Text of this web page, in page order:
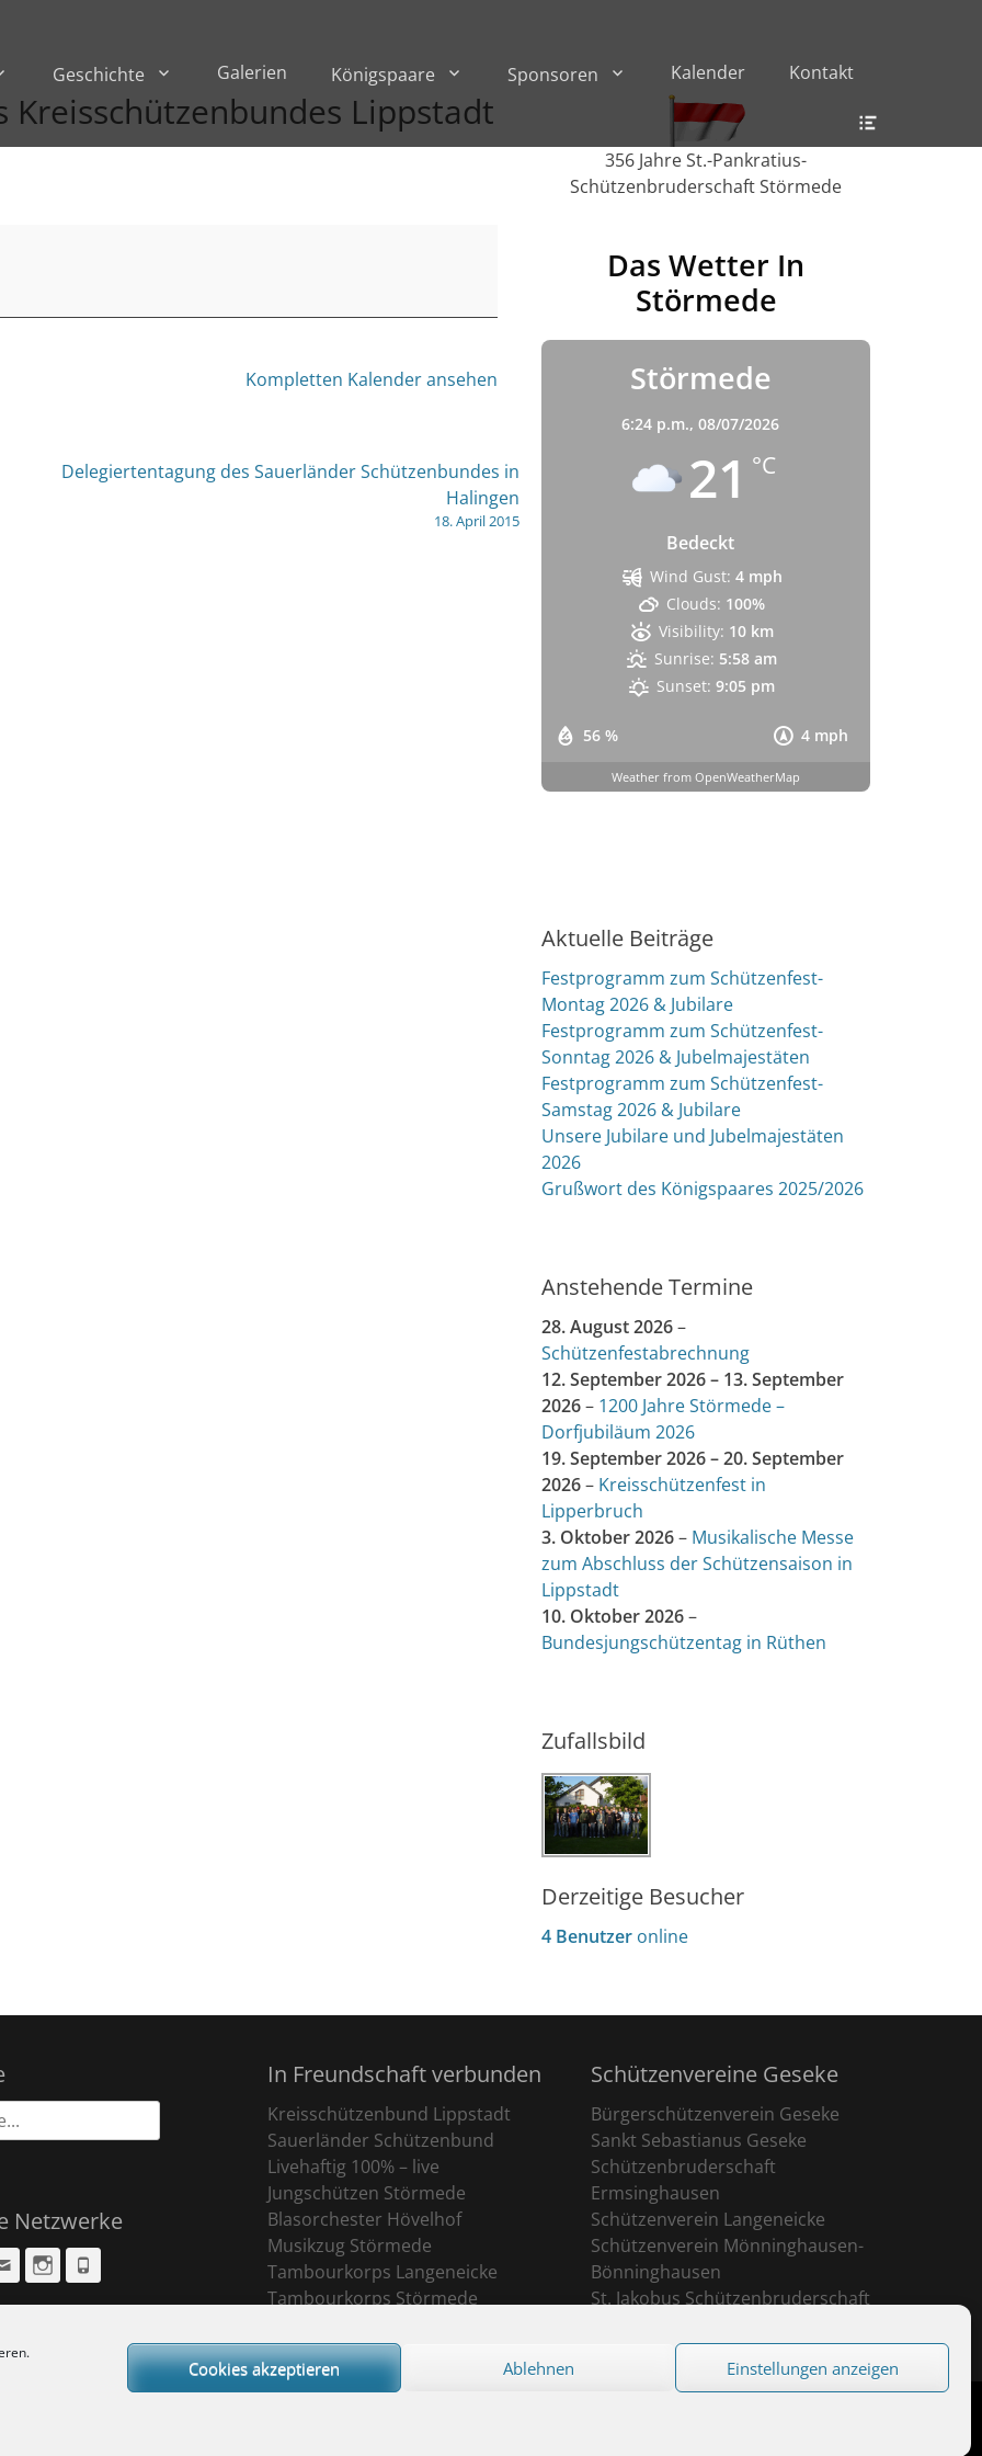
Cookies akzeptieren Ablehnen Einstellungen anzeigen
Geschichte Galerien Königspaare Sponsoren Kalender Kontakt
Kreisschützenbundes Lippstadt
Kompletten Kalender ansehen
Delegiertentagung des Sauerländer Schützenbundes in
Halingen
18. April 2015
356 Jahre St.-Pankratius-
Schützenbruderschaft Störmede
Das Wetter In
Störmede
Störmede
6:24 p.m., 08/07/2026
21 °C
Bedeckt
56 % 4 mph
Wind Gust: 4 mph
Clouds: 100%
Visibility: 10 km
Sunrise: 5:58 am
Sunset: 9:05 pm
Weather from OpenWeatherMap
Aktuelle Beiträge
Festprogramm zum Schützenfest-
Montag 2026 & Jubilare
Festprogramm zum Schützenfest-
Sonntag 2026 & Jubelmajestäten
Festprogramm zum Schützenfest-
Samstag 2026 & Jubilare
Unsere Jubilare und Jubelmajestäten
2026
Grußwort des Königspaares 2025/2026
Anstehende Termine
28. August 2026–
Schützenfestabrechnung
12. September 2026– 13. September
2026– 1200 Jahre Störmede –
Dorfjubiläum 2026
19. September 2026–20. September
2026– Kreisschützenfest in
Lipperbruch
3. Oktober 2026– Musikalische Messe
zum Abschluss der Schützensaison in
Lippstadt
10. Oktober 2026–
Bundesjungschützentag in Rüthen
Zufallsbild
Derzeitige Besucher
4 Benutzer online
Netzwerke
Email Instagram
In Freundschaft verbunden
Kreisschützenbund Lippstadt
Sauerländer Schützenbund
Livehaftig 100% – live
Jungschützen Störmede
Blasorchester Hövelhof
Musikzug Störmede
Tambourkorps Langeneicke
Tambourkorps Störmede
Schützenvereine Geseke
Bürgerschützenverein Geseke
Sankt Sebastianus Geseke
Schützenbruderschaft
Ermsinghausen
Schützenverein Langeneicke
Schützenverein Mönninghausen-
Bönninghausen
St. Jakobus Schützenbruderschaft